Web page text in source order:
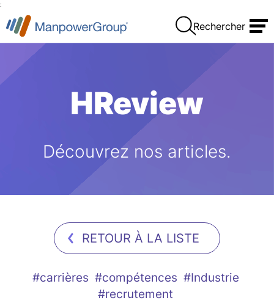
:
Rechercher
HReview
Découvrez nos articles.
RETOUR À LA LISTE
#carrières #compétences #Industrie
#recrutement